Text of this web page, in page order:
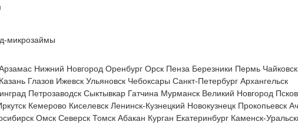
микрозаймы
Нижний Новгород Оренбург Орск Пенза Березники Пермь
Казань Глазов Ижевск Ульяновск Чебоксары Санкт-Петербург Архангельск
Петрозаводск Сыктывкар Гатчина Мурманск Великий Новгород Псков
Кемерово Киселевск Ленинск-Кузнецкий Новокузнецк Прокопьевск
Омск Северск Томск Абакан Курган Екатеринбург Каменск-